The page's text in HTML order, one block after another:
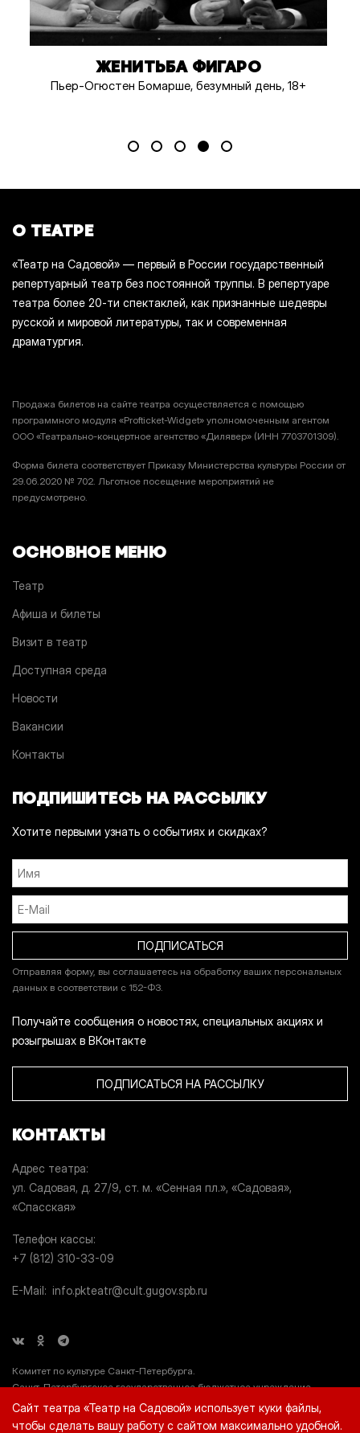
ЖЕНИТЬБА ФИГАРО
Пьер-Огюстен Бомарше, безумный день, 18+
О ТЕАТРЕ
«Театр на Садовой» — первый в России государственный
репертуарный театр без постоянной труппы. В репертуаре
театра более 20-ти спектаклей, как признанные шедевры
русской и мировой литературы, так и современная
драматургия.
Продажа билетов на сайте театра осуществляется с помощью
программного модуля «Profticket-Widget» уполномоченным агентом
ООО «Театрально-концертное агентство «Дилявер» (ИНН 7703701309).
Форма билета соответствует Приказу Министерства культуры России от
29.06.2020 № 702. Льготное посещение мероприятий не
предусмотрено.
ОСНОВНОЕ МЕНЮ
Театр
Афиша и билеты
Визит в театр
Доступная среда
Новости
Вакансии
Контакты
ПОДПИШИТЕСЬ НА РАССЫЛКУ
Хотите первыми узнать о событиях и скидках?
Отправляя форму, вы соглашаетесь на обработку ваших персональных
данных в соответствии с 152-ФЗ.
Получайте сообщения о новостях, специальных акциях и
розыгрышах в ВКонтакте
ПОДПИСАТЬСЯ НА РАССЫЛКУ
КОНТАКТЫ
Адрес театра
ул. Садовая, д. 27/9, ст. м. «Сенная пл.», «Садовая»,
«Спасская»
Телефон кассы
+7 (812) 310-33-09
E-Mail info.pkteatr@cult.gugov.spb.ru
Комитет по культуре Санкт-Петербурга.
Санкт-Петербургское государственное бюджетное учреждение
культуры «Театр на Садовой» (СПб ГБУК «Театр на Садовой»), ИНН
7812044660.
Сайт театра «Театр на Садовой» использует куки файлы,
чтобы сделать вашу работу с сайтом максимально удобной.